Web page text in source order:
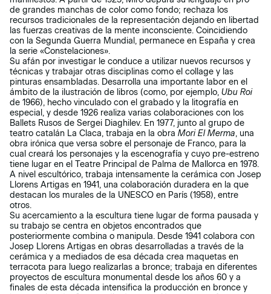
de grandes manchas de color como fondo; rechaza los
recursos tradicionales de la representación dejando en libertad
las fuerzas creativas de la mente inconsciente. Coincidiendo
con la Segunda Guerra Mundial, permanece en España y crea
la serie «Constelaciones».
Su afán por investigar le conduce a utilizar nuevos recursos y
técnicas y trabajar otras disciplinas como el collage y las
pinturas ensambladas. Desarrolla una importante labor en el
ámbito de la ilustración de libros (como, por ejemplo, Ubu Roi
de 1966), hecho vinculado con el grabado y la litografía en
especial, y desde 1926 realiza varias colaboraciones con los
Ballets Rusos de Sergei Diaghilev. En 1977, junto al grupo de
teatro catalán La Claca, trabaja en la obra Mori El Merma, una
obra irónica que versa sobre el personaje de Franco, para la
cual creará los personajes y la escenografía y cuyo pre-estreno
tiene lugar en el Teatre Principal de Palma de Mallorca en 1978.
A nivel escultórico, trabaja intensamente la cerámica con Josep
Llorens Artigas en 1941, una colaboración duradera en la que
destacan los murales de la UNESCO en París (1958), entre
otros.
Su acercamiento a la escultura tiene lugar de forma pausada y
su trabajo se centra en objetos encontrados que
posteriormente combina o manipula. Desde 1941 colabora con
Josep Llorens Artigas en obras desarrolladas a través de la
cerámica y a mediados de esa década crea maquetas en
terracota para luego realizarlas a bronce; trabaja en diferentes
proyectos de escultura monumental desde los años 60 y a
finales de esta década intensifica la producción en bronce y